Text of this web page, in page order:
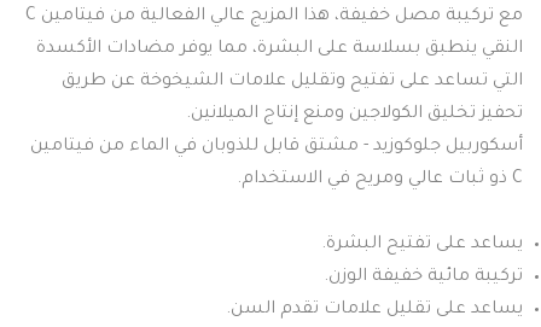
مع تركيبة مصل خفيفة، هذا المزيج عالي الفعالية من فيتامين C
النقي ينطبق بسلاسة على البشرة، مما يوفر مضادات الأكسدة
التي تساعد على تفتيح وتقليل علامات الشيخوخة عن طريق
تحفيز تخليق الكولاجين ومنع إنتاج الميلانين.
أسكوربيل جلوكوزيد - مشتق قابل للذوبان في الماء من فيتامين
C ذو ثبات عالي ومريح في الاستخدام.
يساعد على تفتيح البشرة.
تركيبة مائية خفيفة الوزن.
يساعد على تقليل علامات تقدم السن.